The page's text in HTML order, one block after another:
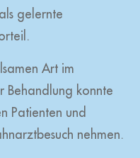
gelernte
Art im
Behandlung konnte
Patienten und
nehmen.